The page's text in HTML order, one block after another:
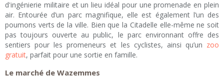
d'ingénierie militaire et un lieu idéal pour une promenade en plein
air. Entourée d’un parc magnifique, elle est également l’un des
poumons verts de la ville. Bien que la Citadelle elle-même ne soit
pas toujours ouverte au public, le parc environnant offre des
sentiers pour les promeneurs et les cyclistes, ainsi qu’un zoo
gratuit, parfait pour une sortie en famille.
Le marché de Wazemmes